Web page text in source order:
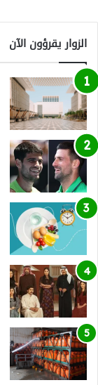
الزوار يقرؤون الآن